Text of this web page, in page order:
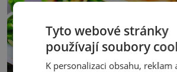
Tyto webové stránky
používají soubory
K personalizaci obsahu, reklam